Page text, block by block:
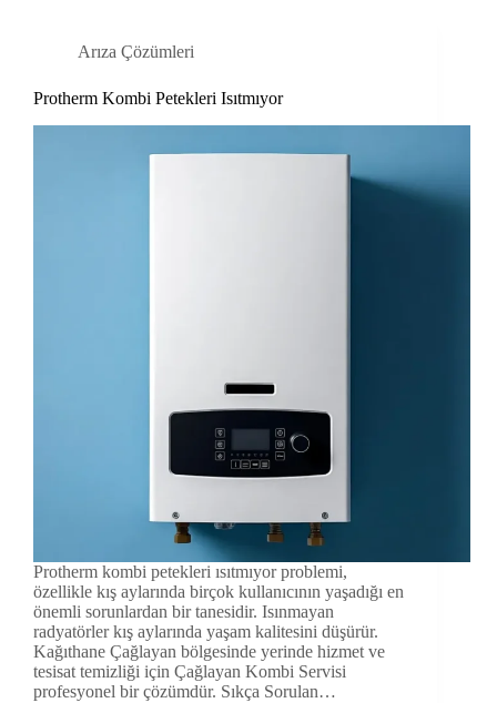
Arıza Çözümleri
Protherm Kombi Petekleri Isıtmıyor
Protherm kombi petekleri ısıtmıyor problemi,
özellikle kış aylarında birçok kullanıcının yaşadığı en
önemli sorunlardan bir tanesidir. Isınmayan
radyatörler kış aylarında yaşam kalitesini düşürür.
Kağıthane Çağlayan bölgesinde yerinde hizmet ve
tesisat temizliği için Çağlayan Kombi Servisi
profesyonel bir çözümdür. Sıkça Sorulan…